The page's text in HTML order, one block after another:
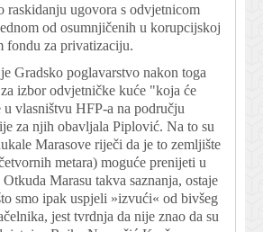
raskidanju ugovora s odvjetnicom
od osumnjičenih u korupcijskoj
fondu za privatizaciju.
Gradsko poglavarstvo nakon toga
izbor odvjetničke kuće "koja će
u vlasništvu HFP-a na području
za njih obavljala Piplović. Na to su
Marasove riječi da je to zemljište
metara) moguće prenijeti u
Marasu takva saznanja, ostaje
smo ipak uspjeli »izvući« od bivšeg
jest tvrdnja da nije znao da su